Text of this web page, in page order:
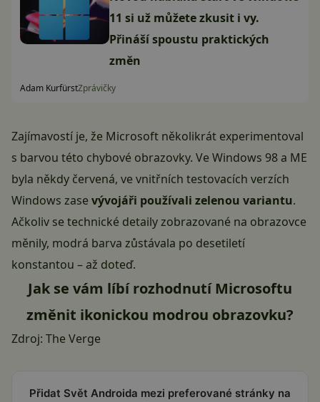
11 si už můžete zkusit i vy.
Přináší spoustu praktických
změn
Adam KurfürstZprávičky
Zajímavostí je, že Microsoft několikrát experimentoval
s barvou této chybové obrazovky. Ve Windows 98 a ME
byla někdy červená, ve vnitřních testovacích verzích
Windows zasevývojáři používali zelenou variantu.
Ačkoliv se technické detaily zobrazované na obrazovce
měnily, modrá barva zůstávala po desetiletí
konstantou – až doteď.
Jak se vám líbí rozhodnutí Microsoftu
změnit ikonickou modrou obrazovku?
Zdroj: The Verge
Přidat Svět Androida mezi preferované stránky na